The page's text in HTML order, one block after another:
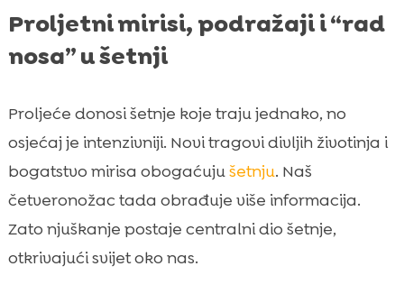
Proljetni mirisi, podražaji i “rad
nosa” u šetnji
Proljeće donosi šetnje koje traju jednako, no
osjećaj je intenzivniji. Novi tragovi divljih životinja i
bogatstvo mirisa obogaćujušetnju. Naš
četveronožac tada obrađuje više informacija.
Zato njuškanje postaje centralni dio šetnje,
otkrivajući svijet oko nas.